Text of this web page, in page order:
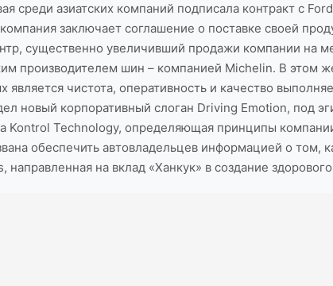
среди азиатских компаний подписала контракт с
заключает соглашение о поставке своей
существенно увеличивший продажи компании на
производителем шин – компанией Michelin. В этом
чистота, оперативность и качество
новый корпоративный слоган Driving Emotion, под
Kontrol Technology, определяющая принципы
обеспечить автовладельцев информацией о том,
на вклад «Ханкук» в создание